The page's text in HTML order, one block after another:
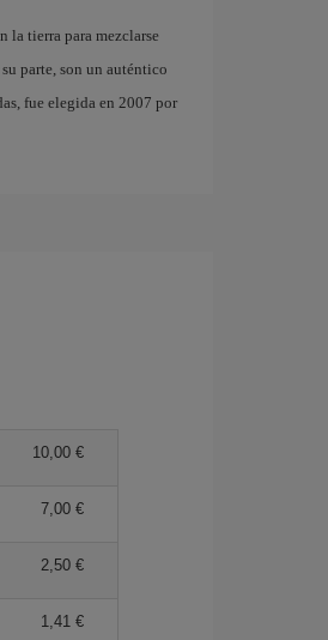
la tierra para mezclarse
parte, son un auténtico
fue elegida en 2007 por
10,00 €
7,00 €
2,50 €
1,41 €